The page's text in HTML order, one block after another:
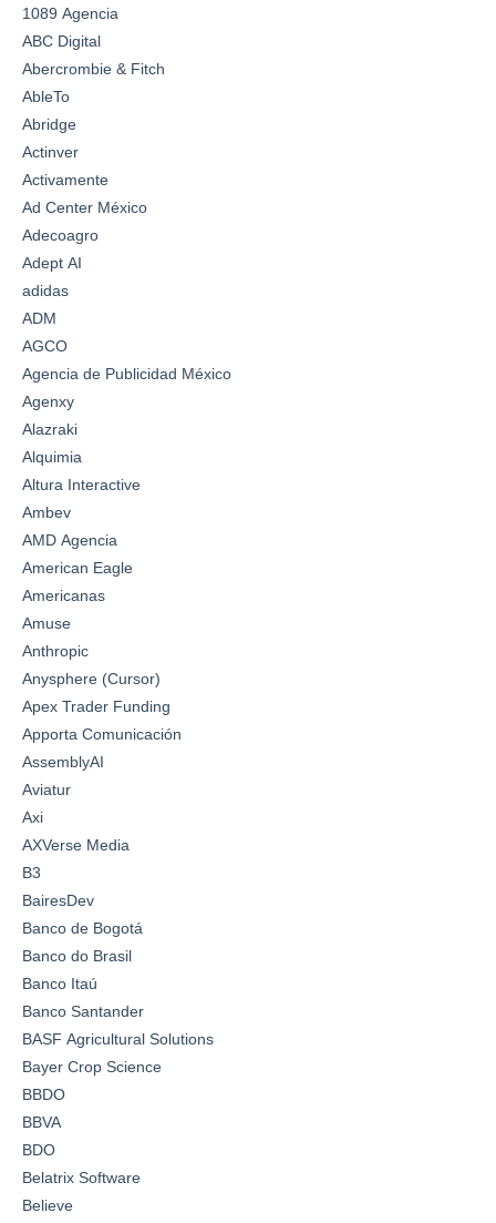
1089 Agencia
ABC Digital
Abercrombie & Fitch
AbleTo
Abridge
Actinver
Activamente
Ad Center México
Adecoagro
Adept AI
adidas
ADM
AGCO
Agencia de Publicidad México
Agenxy
Alazraki
Alquimia
Altura Interactive
Ambev
AMD Agencia
American Eagle
Americanas
Amuse
Anthropic
Anysphere (Cursor)
Apex Trader Funding
Apporta Comunicación
AssemblyAI
Aviatur
Axi
AXVerse Media
B3
BairesDev
Banco de Bogotá
Banco do Brasil
Banco Itaú
Banco Santander
BASF Agricultural Solutions
Bayer Crop Science
BBDO
BBVA
BDO
Belatrix Software
Believe